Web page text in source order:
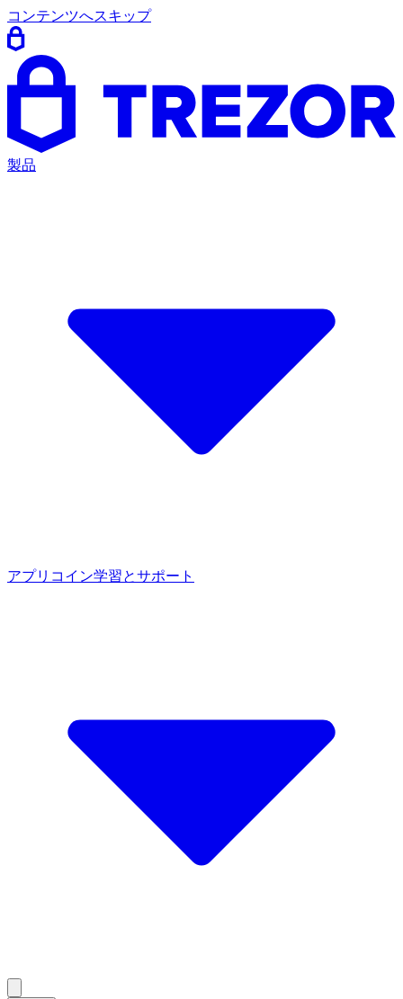
コンテンツへスキップ
製品
アプリ コイン学習とサポート